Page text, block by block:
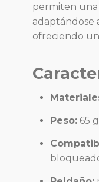
permiten una
adaptándose
ofreciendo
Peso: 65